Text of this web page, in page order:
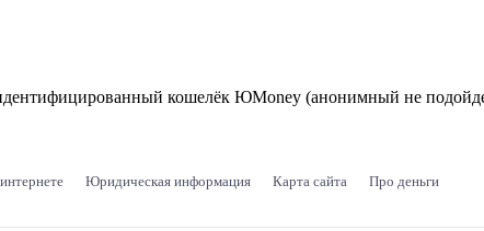
кошелёк ЮMoney (анонимный не
Юридическая информация Карта сайта Про деньги